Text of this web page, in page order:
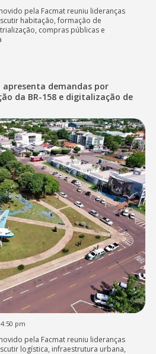
pela Facmat reuniu lideranças
habitação, formação de
compras públicas e
apresenta demandas por
da BR-158 e digitalização de
pm
pela Facmat reuniu lideranças
logística, infraestrutura urbana,